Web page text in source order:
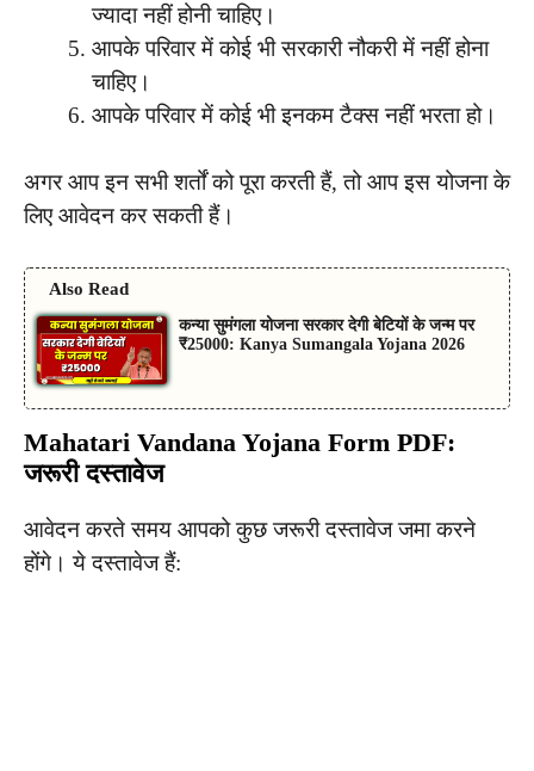
ज्यादा नहीं होनी चाहिए।
आपके परिवार में कोई भी सरकारी नौकरी में नहीं होना
चाहिए।
आपके परिवार में कोई भी इनकम टैक्स नहीं भरता हो।
अगर आप इन सभी शर्तों को पूरा करती हैं, तो आप इस योजना के
लिए आवेदन कर सकती हैं।
Also Read
कन्या सुमंगला योजना सरकार देगी बेटियों के जन्म पर
₹25000: Kanya Sumangala Yojana 2026
Mahatari Vandana Yojana Form PDF:
जरूरी दस्तावेज
आवेदन करते समय आपको कुछ जरूरी दस्तावेज जमा करने
होंगे। ये दस्तावेज हैं: